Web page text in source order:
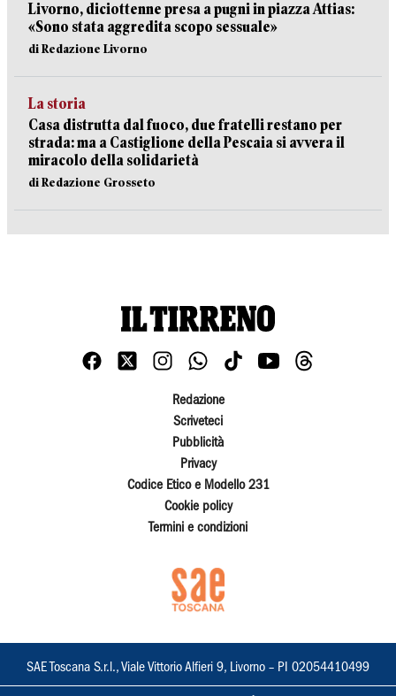
Livorno, diciottenne presa a pugni in piazza Attias:
«Sono stata aggredita scopo sessuale»
di Redazione Livorno
La storia
Casa distrutta dal fuoco, due fratelli restano per
strada: ma a Castiglione della Pescaia si avvera il
miracolo della solidarietà
di Redazione Grosseto
Redazione
Scriveteci
Pubblicità
Privacy
Codice Etico e Modello 231
Cookie policy
Termini e condizioni
SAE Toscana S.r.l., Viale Vittorio Alfieri 9, Livorno – PI 02054410499